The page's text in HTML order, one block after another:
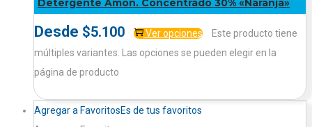
Detergente Amon. Concentrado 30% «Naranja»
Desde $5.100 Ver opciones
Este producto tiene
múltiples variantes. Las opciones se pueden elegir en la
página de producto
Agregar a FavoritosEs de tus favoritos